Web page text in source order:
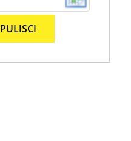
PULISCI